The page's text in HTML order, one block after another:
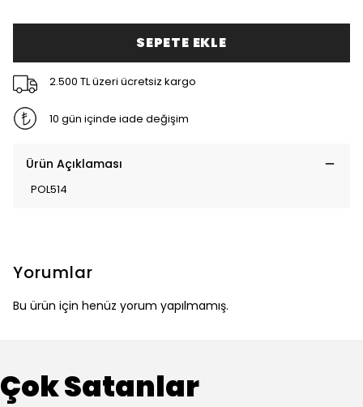
SEPETE EKLE
2.500 TL üzeri ücretsiz kargo
10 gün içinde iade değişim
Ürün Açıklaması
POL514
Yorumlar
Bu ürün için henüz yorum yapılmamış.
Çok Satanlar